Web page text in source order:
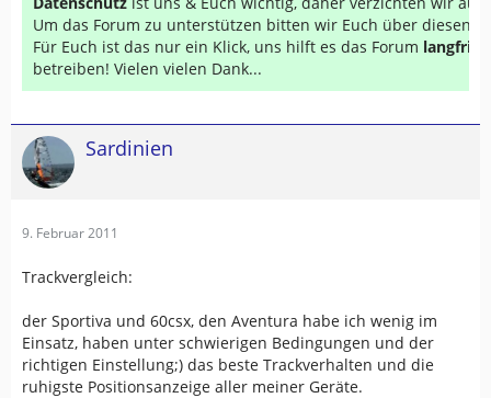
Um das Forum zu unterstützen bitten wir Euch über diesen
Für Euch ist das nur ein Klick, uns hilft es das Forum
betreiben! Vielen vielen Dank...
Sardinien
9. Februar 2011
Trackvergleich:
der Sportiva und 60csx, den Aventura habe ich wenig im
Einsatz, haben unter schwierigen Bedingungen und der
richtigen Einstellung;) das beste Trackverhalten und die
ruhigste Positionsanzeige aller meiner Geräte.